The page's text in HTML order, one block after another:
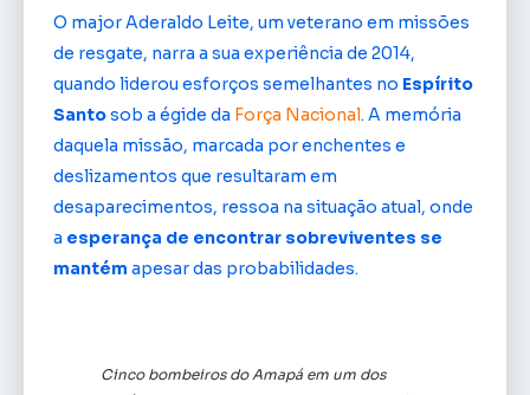
O major Aderaldo Leite, um veterano em missões
de resgate, narra a sua experiência de 2014,
quando liderou esforços semelhantes no Espírito
Santosob a égide da Força Nacional. A memória
daquela missão, marcada por enchentes e
deslizamentos que resultaram em
desaparecimentos, ressoa na situação atual, onde
a esperança de encontrar sobreviventes se
mantém apesar das probabilidades.
Cinco bombeiros do Amapá em um dos